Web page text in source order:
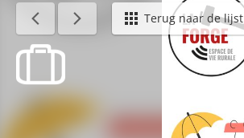
Agenda - NederlandsTerug naar de lijst